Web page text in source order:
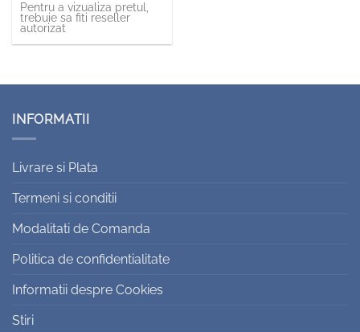
Pentru a vizualiza pretul,
trebuie sa fiti reseller
autorizat
INFORMATII
Livrare si Plata
Termeni si conditii
Modalitati de Comanda
Politica de confidentialitate
Informatii despre Cookies
Stiri